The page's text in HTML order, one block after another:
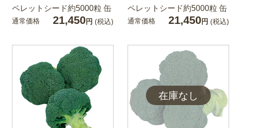
ペレットシード約5000粒 缶
通常価格 21,450円 (税込)
ペレットシード約5000粒 缶
通常価格 21,450円 (税込)